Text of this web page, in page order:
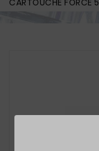
CARTOUCHE FORCE